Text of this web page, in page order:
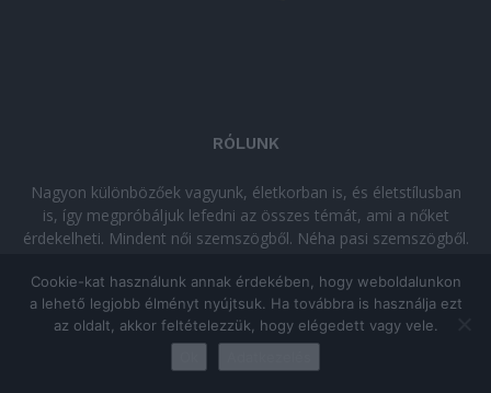
RÓLUNK
Nagyon különbözőek vagyunk, életkorban is, és életstílusban
is, így megpróbáljuk lefedni az összes témát, ami a nőket
érdekelheti. Mindent női szemszögből. Néha pasi szemszögből.
kikapcsolódásra vágysz!
© Copyright 2026 - mymirror.huADATKEZELÉSI TÁJÉKOZTATÓ
Impresszum
Cookie-kat használunk annak érdekében, hogy weboldalunkon
a lehető legjobb élményt nyújtsuk. Ha továbbra is használja ezt
az oldalt, akkor feltételezzük, hogy elégedett vagy vele.